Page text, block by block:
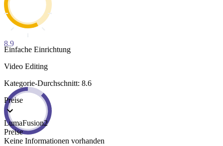
8.9
Einfache Einrichtung
Video Editing
Kategorie-Durchschnitt: 8.6
Preise
LumaFusion2
Preise
Keine Informationen vorhanden